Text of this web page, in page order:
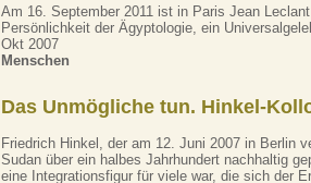
Am 16. September 2011 ist in Paris Jean
Persönlichkeit der Ägyptologie, ein
Okt 2007
Menschen
Das Unmögliche tun. Hinkel-
Friedrich Hinkel, der am 12. Juni 2007 in Berlin
Sudan über ein halbes Jahrhundert nachhaltig
eine Integrationsfigur für viele war, die sich der